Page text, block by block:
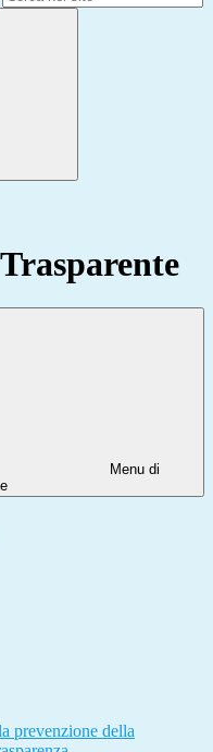
Menu di
prevenzione della